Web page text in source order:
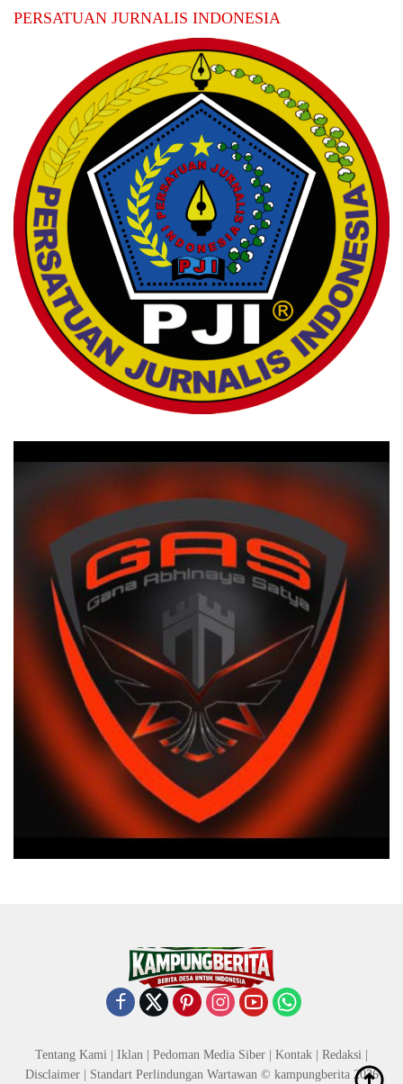
PERSATUAN JURNALIS INDONESIA
Tentang Kami Iklan Pedoman Media Siber Kontak Redaksi
Disclaimer| Standart Perlindungan Wartawan© kampungberita 2026